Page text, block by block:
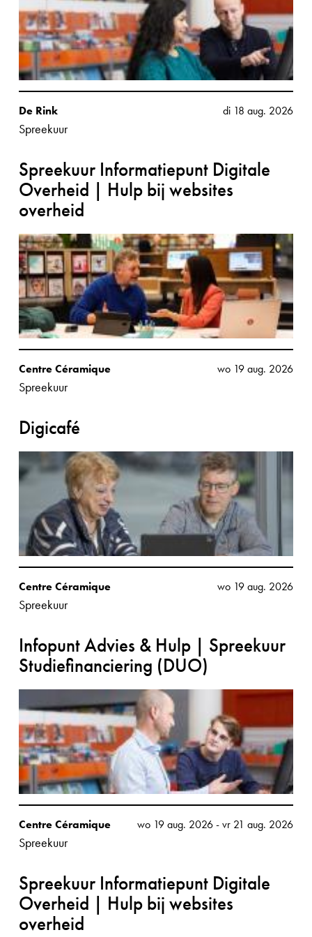
De Rink
Spreekuur
di 18 aug. 2026
Spreekuur Informatiepunt Digitale
Overheid | Hulp bij websites
overheid
Centre Céramique
Spreekuur
wo 19 aug. 2026
Digicafé
Centre Céramique
Spreekuur
wo 19 aug. 2026
Infopunt Advies & Hulp | Spreekuur
Studiefinanciering (DUO)
Centre Céramique
Spreekuur
wo 19 aug. 2026-vr 21 aug. 2026
Spreekuur Informatiepunt Digitale
Overheid | Hulp bij websites
overheid